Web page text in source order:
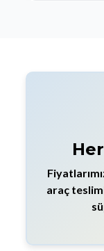
araç